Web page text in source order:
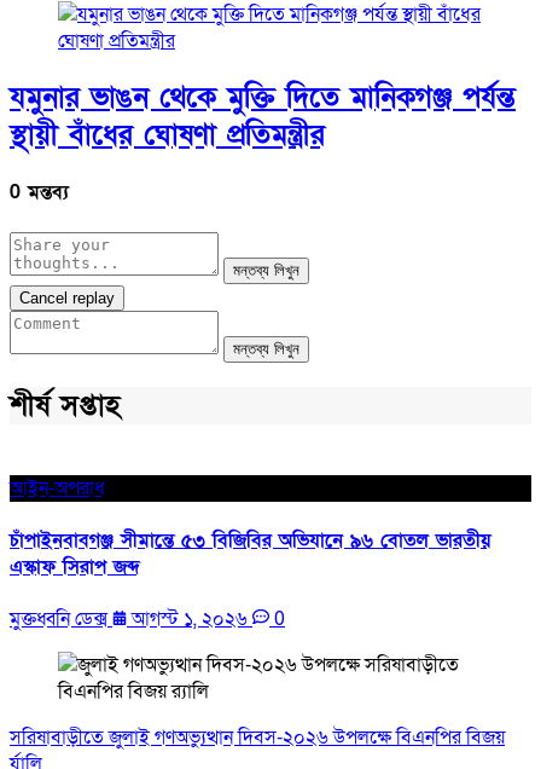
যমুনার ভাঙন থেকে মুক্তি দিতে মানিকগঞ্জ পর্যন্ত
স্থায়ী বাঁধের ঘোষণা প্রতিমন্ত্রীর
0 মন্তব্য
মন্তব্য লিখুন
Cancel replay
মন্তব্য লিখুন
শীর্ষ সপ্তাহ
আইন-অপরাধ
চাঁপাইনবাবগঞ্জ সীমান্তে ৫৩ বিজিবির অভিযানে ৯৬ বোতল ভারতীয়
এস্কাফ সিরাপ জব্দ
মুক্তধ্বনি ডেক্স
আগস্ট ১, ২০২৬ 0
সরিষাবাড়ীতে জুলাই গণঅভ্যুত্থান দিবস-২০২৬ উপলক্ষে বিএনপির বিজয়